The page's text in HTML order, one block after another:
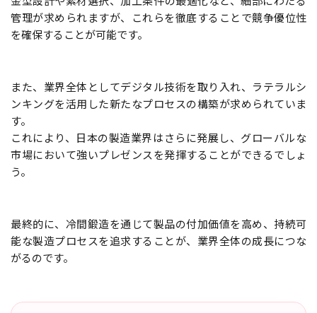
管理が求められますが、これらを徹底することで競争優位性
を確保することが可能です。
また、業界全体としてデジタル技術を取り入れ、ラテラルシ
ンキングを活用した新たなプロセスの構築が求められていま
す。
これにより、日本の製造業界はさらに発展し、グローバルな
市場において強いプレゼンスを発揮することができるでしょ
う。
最終的に、冷間鍛造を通じて製品の付加価値を高め、持続可
能な製造プロセスを追求することが、業界全体の成長につな
がるのです。